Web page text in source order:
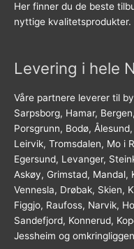
Her finner du de beste
nyttige kvalitetsprodukter.
Levering i hele
Våre partnere leverer til
Sarpsborg, Hamar,
Porsgrunn, Bodø,
Leirvik, Tromsdalen, Mo i
Egersund, Levanger,
Askøy, Grimstad, Mandal,
Vennesla, Drøbak, Skien,
Figgjo, Raufoss, Narvik,
Sandefjord, Konnerud,
Jessheim og